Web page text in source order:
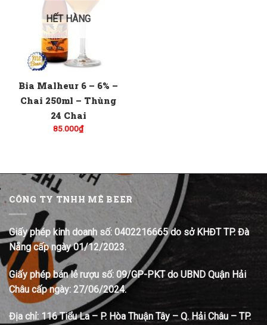
HẾT HÀNG
Bia Malheur 6 – 6% –
Chai 250ml – Thùng
24 Chai
85.000₫
CÔNG TY TNHH MÊ BEER
Giấy phép kinh doanh số: 0402216665 do sở KHĐT TP. Đà
Nẵng cấp ngày 01/12/2023.
Giấy phép bán lẻ rượu số: 09/GP-PKT do UBND Quận Hải
Châu cấp ngày: 27/06/2024.
Địa chỉ: 116 Tiểu La – P. Hòa Thuận Tây – Q. Hải Châu – TP.